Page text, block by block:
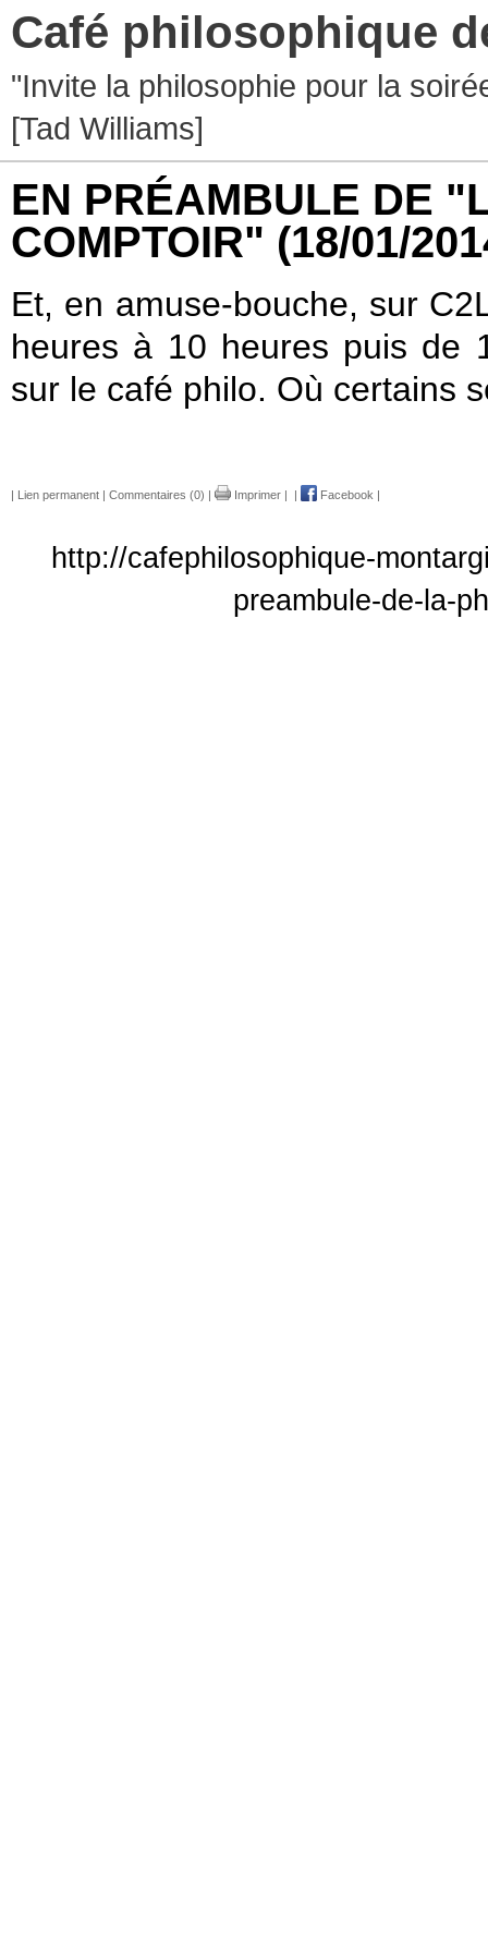
Café philosophique
"Invite la philosophie pour la
[Tad Williams]
EN PRÉAMBULE DE
COMPTOIR" (18/01/
Et, en amuse-bouche, sur
heures à 10 heures puis de
sur le café philo. Où certains
| Lien permanent | Commentaires (0) | Imprimer | | Facebook |
http://cafephilosophique-
preambule-de-la-